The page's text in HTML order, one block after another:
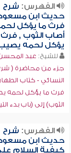
الفهرس: شرح
حديث ابن
فرث ما يؤكل
أصاب الثوب , فرث
يؤكل لحمه يصيب
للشيخ: عبد المحسن
جزء من محاضرة (
النسائي - كتاب
فرث ما يؤكل لحمه
الثوب) إلى (باب بدء
الفهرس: شرح
حديث ابن
كيفية السلام